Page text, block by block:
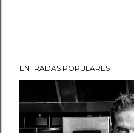
ENTRADAS POPULARES